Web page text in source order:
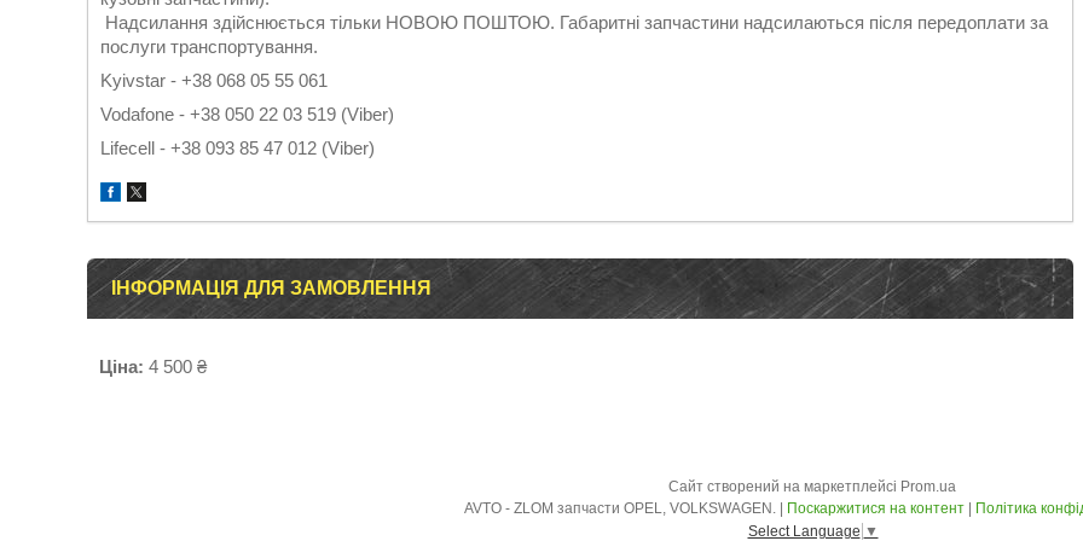
Надсилання здійснюється тільки НОВОЮ ПОШТОЮ. Габаритні запчастини надсилаються після передоплати за
послуги транспортування.
Kyivstar - +38 068 05 55 061
Vodafone - +38 050 22 03 519 (Viber)
Lifecell - +38 093 85 47 012 (Viber)
ІНФОРМАЦІЯ ДЛЯ ЗАМОВЛЕННЯ
Ціна: 4 500 ₴
Сайт створений на маркетплейсі Prom.ua
Поскаржитися на контент
Політика
Select Language ▼